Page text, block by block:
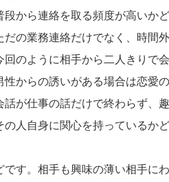
段から連絡を取る頻度が高いか
の業務連絡だけでなく、時間
回のように相手から二人きりで
からの誘いがある場合は恋愛の
話が仕事の話だけで終わらず、
人自身に関心を持っているか
です。相手も興味の薄い相手に